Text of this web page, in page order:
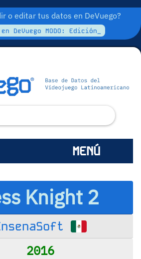
o editar tus datos en DeVuego?
DeVuego MODO: Edición_
MENÚ
Knight 2
2016